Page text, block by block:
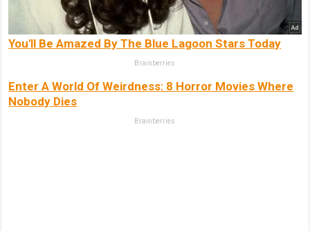
You'll Be Amazed By The Blue Lagoon Stars Today
Brainberries
Enter A World Of Weirdness: 8 Horror Movies Where
Nobody Dies
Brainberries